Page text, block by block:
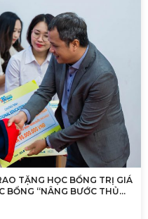
TẶNG HỌC BỔNG TRỊ GIÁ
BỔNG “NÂNG BƯỚC THỦ